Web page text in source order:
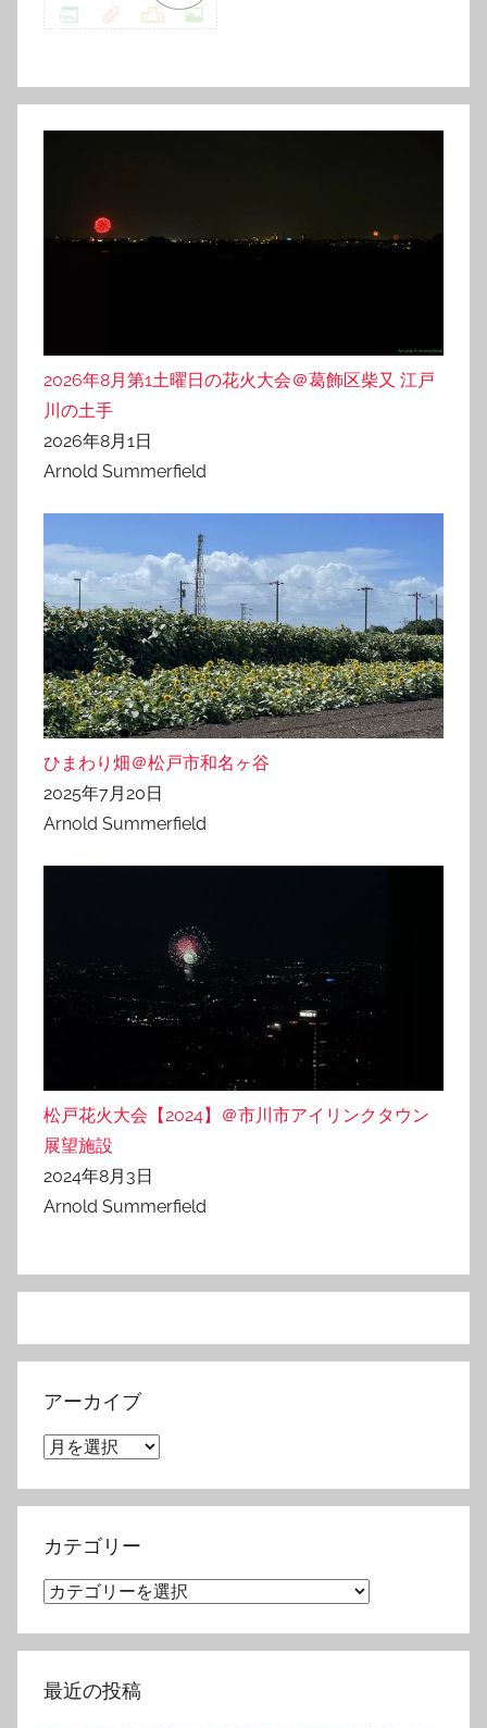
2026年8月第1土曜日の花火大会＠葛飾区柴又 江戸
川の土手
2026年8月1日
Arnold Summerfield
ひまわり畑＠松戸市和名ヶ谷
2025年7月20日
Arnold Summerfield
松戸花火大会【2024】＠市川市アイリンクタウン
展望施設
2024年8月3日
Arnold Summerfield
アーカイブ
ア
カ
イ
カテゴリー
カ
ゴ
リ
最近の投稿